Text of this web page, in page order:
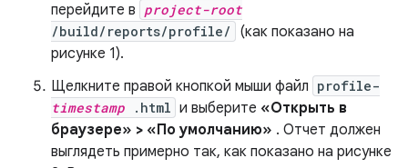
перейдите в project-root
/build/reports/profile/
(как показано на
рисунке 1).
Щелкните правой кнопкой мыши файл profile-
timestamp .html и выберите «Открыть в
браузере» > «По умолчанию» . Отчет должен
выглядеть примерно так, как показано на рисунке